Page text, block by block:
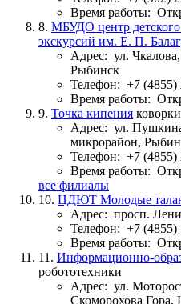
Время работы:
8. МБУДО центр
экскурсий им. Е. П.
Адрес: ул.
Рыбинск
Телефон: +7 (4855)
Время работы:
9. Точка кипения
Адрес: ул.
микрорайон,
Телефон: +7 (4855)
Время работы:
все филиалы
10. ЦДЮТ Молодые
Адрес: просп.
Телефон: +7 (4855)
Время работы:
11. Информационно-
робототехники
Адрес: ул.
Скоморохова